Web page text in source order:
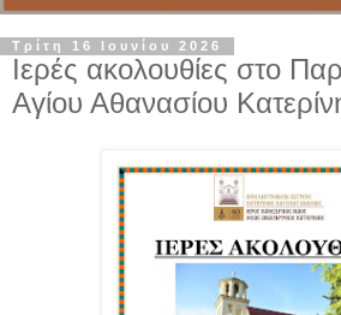
Τρίτη 16 Ιουνίου 2026
Ιερές ακολουθίες στο
Αγίου Αθανασίου